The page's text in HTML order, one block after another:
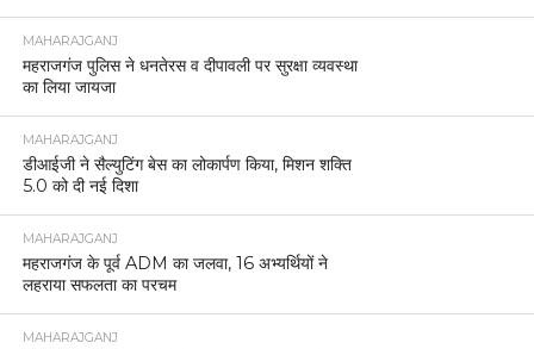
MAHARAJGANJ
महराजगंज पुलिस ने धनतेरस व दीपावली पर सुरक्षा व्यवस्था
का लिया जायजा
MAHARAJGANJ
डीआईजी ने सैल्युटिंग बेस का लोकार्पण किया, मिशन शक्ति
5.0 को दी नई दिशा
MAHARAJGANJ
महराजगंज के पूर्व ADM का जलवा, 16 अभ्यर्थियों ने
लहराया सफलता का परचम
MAHARAJGANJ